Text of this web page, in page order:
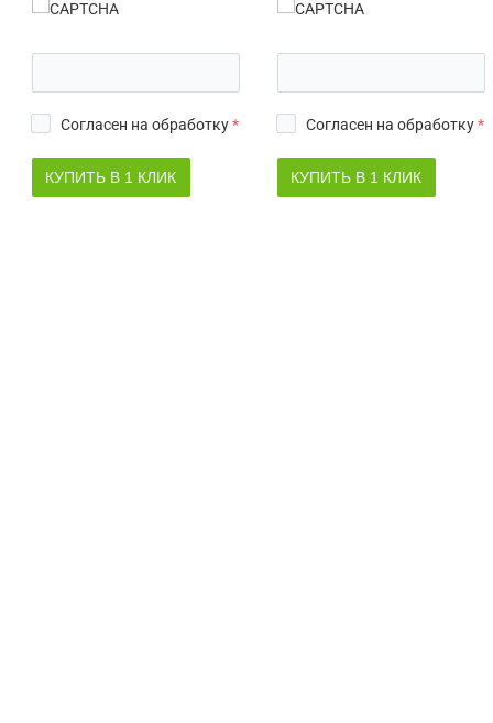
Согласен на обработку*
КУПИТЬ В 1 КЛИК
Согласен на обработку*
КУПИТЬ В 1 КЛИК